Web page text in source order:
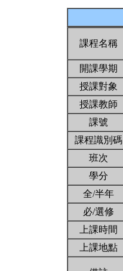
課程名稱
開課學期
授課對象
授課教師
課號
課程識別碼
班次
學分
全/半年
必/選修
上課時間
上課地點